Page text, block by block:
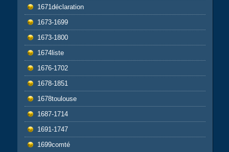
1671déclaration
1673-1699
1673-1800
1674liste
1676-1702
1678-1851
1678toulouse
1687-1714
1691-1747
1699comté